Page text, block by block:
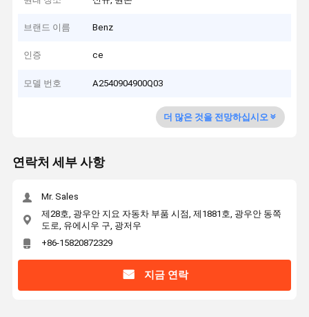
브랜드 이름 Benz
인증 ce
모델 번호 A2540904900Q03
더 많은 것을 전망하십시오
연락처 세부 사항
Mr. Sales
제28호, 광우안 지요 자동차 부품 시점, 제1881호, 광우안 동쪽
도로, 유에시우 구, 광저우
+86-15820872329
지금 연락